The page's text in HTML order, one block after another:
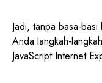
Jadi, tanpa basa-
Anda langkah-
JavaScript Internet